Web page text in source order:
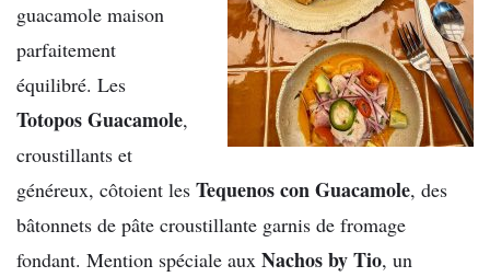
guacamole maison
parfaitement
équilibré. Les
Totopos Guacamole,
croustillants et
généreux, côtoient les Tequenos con Guacamole, des
bâtonnets de pâte croustillante garnis de fromage
fondant. Mention spéciale aux Nachos by Tio, un